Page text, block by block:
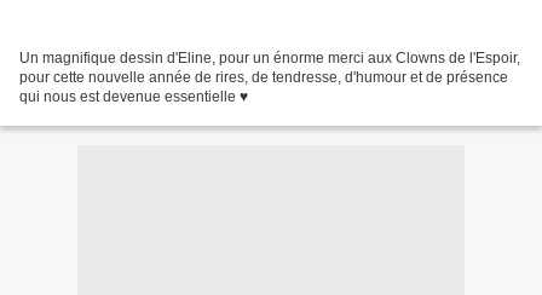
Un magnifique dessin d'Eline, pour un énorme merci aux Clowns de l'Espoir,
pour cette nouvelle année de rires, de tendresse, d'humour et de présence
qui nous est devenue essentielle ♥